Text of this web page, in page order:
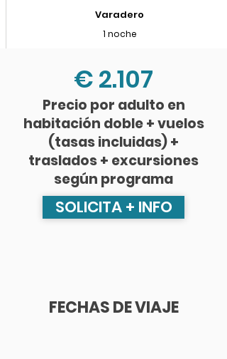
Varadero
1 noche
€ 2.107
Precio por adulto en
habitación doble + vuelos
(tasas incluidas) +
traslados + excursiones
según programa
SOLICITA + INFO
FECHAS DE VIAJE